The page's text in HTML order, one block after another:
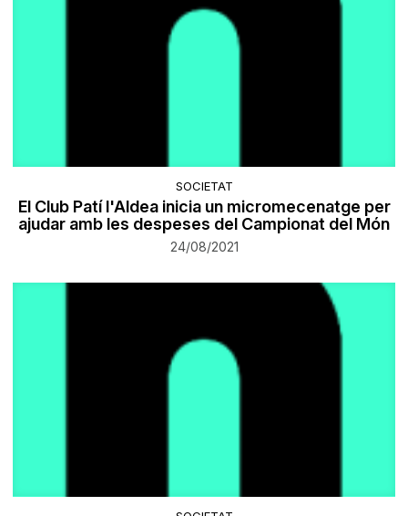
SOCIETAT
El Club Patí l'Aldea inicia un micromecenatge per
ajudar amb les despeses del Campionat del Món
24/08/2021